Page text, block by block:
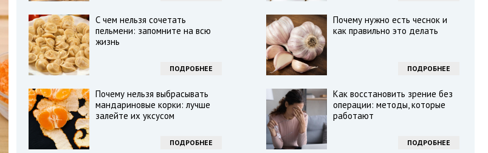
С чем нельзя сочетать
пельмени: запомните на всю
жизнь
ПОДРОБНЕЕ
Почему нужно есть чеснок и
как правильно это делать
ПОДРОБНЕЕ
Почему нельзя выбрасывать
мандариновые корки: лучше
залейте их уксусом
ПОДРОБНЕЕ
Как восстановить зрение без
операции: методы, которые
работают
ПОДРОБНЕЕ